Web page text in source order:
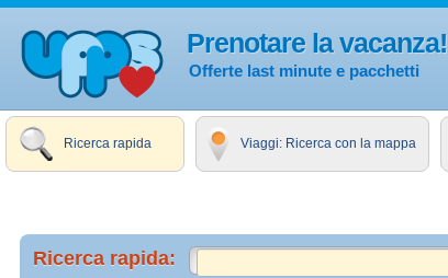
Prenotare la vacanza!
Offerte last minute e pacchetti
Ricerca rapida Viaggi: Ricerca con la mappa
Ricerca rapida: